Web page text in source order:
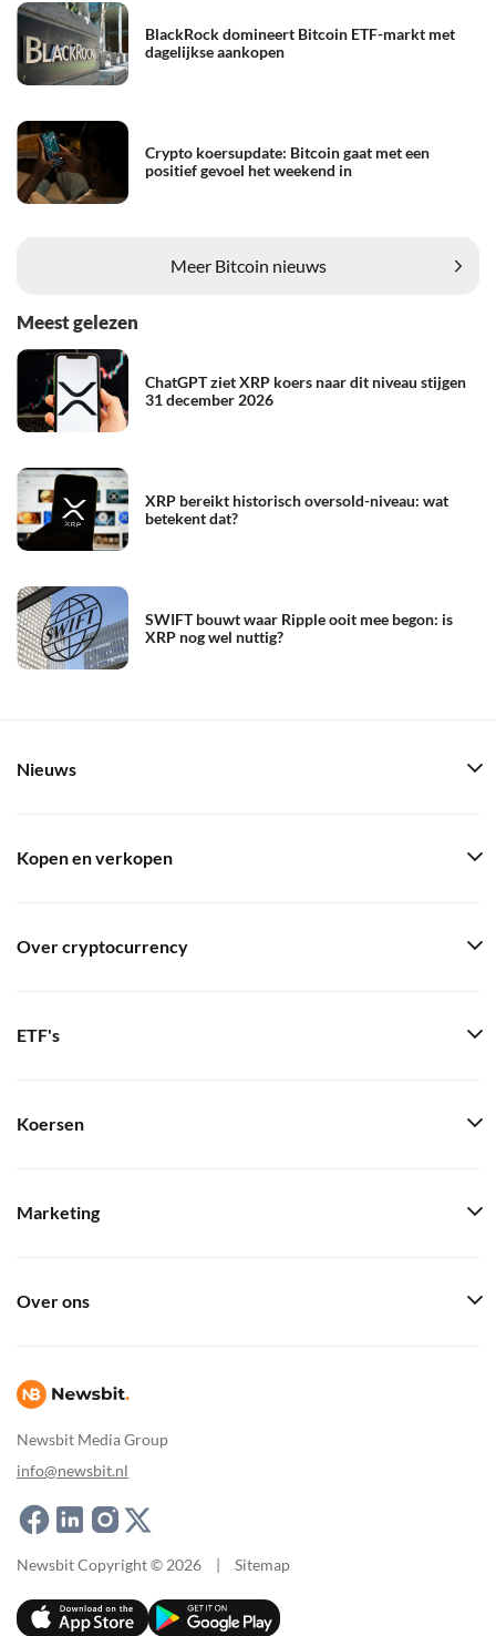
BlackRock domineert Bitcoin ETF-markt met
dagelijkse aankopen
Crypto koersupdate: Bitcoin gaat met een
positief gevoel het weekend in
Meer Bitcoin nieuws
Meest gelezen
ChatGPT ziet XRP koers naar dit niveau stijgen
31 december 2026
XRP bereikt historisch oversold-niveau: wat
betekent dat?
SWIFT bouwt waar Ripple ooit mee begon: is
XRP nog wel nuttig?
Newsbit Media Group
info@newsbit.nl
Nieuws
Kopen en verkopen
Over cryptocurrency
ETF's
Koersen
Marketing
Over ons
Newsbit Copyright © 2026 | Sitemap